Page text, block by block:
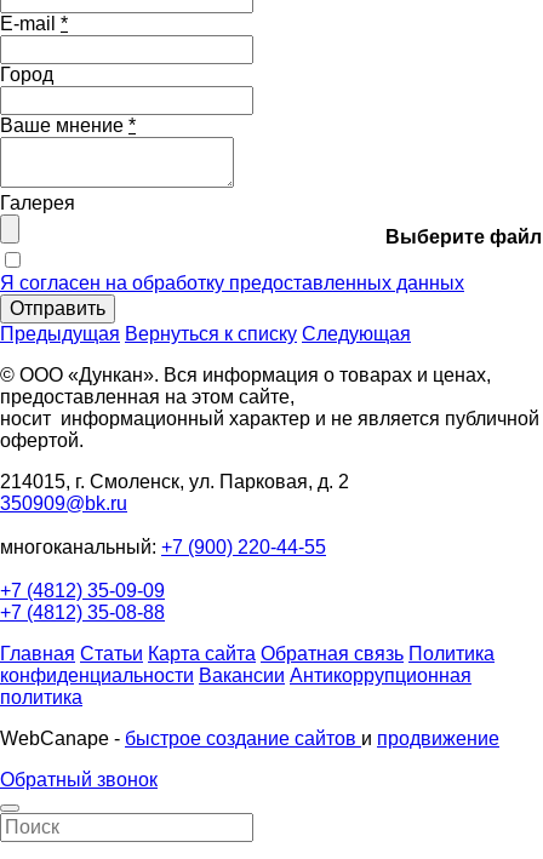
E-mail *
Город
Ваше мнение *
Галерея
Выберите файл
Я согласен на обработку предоставленных данных
Отправить
Предыдущая Вернуться к списку Следующая
© ООО «Дункан». Вся информация о товарах и ценах,
предоставленная на этом сайте,
носит информационный характер и не является публичной
офертой.
214015, г. Смоленск, ул. Парковая, д. 2
350909@bk.ru
многоканальный: +7 (900) 220-44-55
+7 (4812) 35-09-09
+7 (4812) 35-08-88
Главная Статьи Карта сайта Обратная связь Политика
конфиденциальности Вакансии Антикоррупционная
политика
WebCanape - быстрое создание сайтов и продвижение
Обратный звонок